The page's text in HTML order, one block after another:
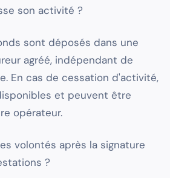
son activité ?
sont déposés dans une
agréé, indépendant de
En cas de cessation d'activité,
et peuvent être
opérateur.
volontés après la signature
?